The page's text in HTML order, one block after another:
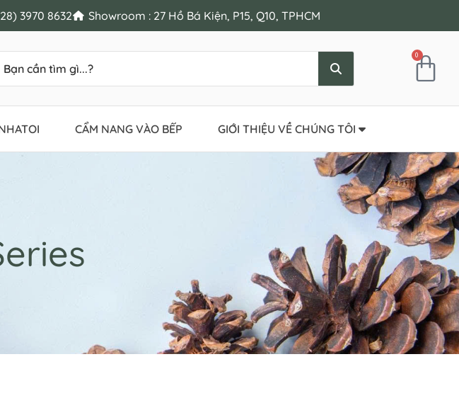
3970 8632 Showroom : 27 Hồ Bá Kiện, P15, Q10, TPHCM
0
CẨM NANG VÀO BẾP GIỚI THIỆU VỀ CHÚNG TÔI